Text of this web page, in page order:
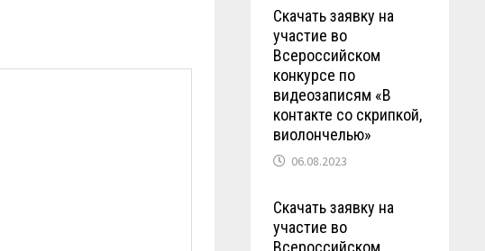
Скачать заявку на
участие во
Всероссийском
конкурсе по
видеозаписям «В
контакте со скрипкой,
виолончелью»
06.08.2023
Скачать заявку на
участие во
Всероссийском